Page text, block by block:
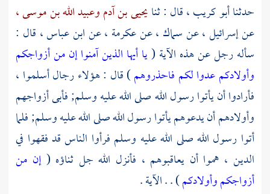
حدثناأبو كريب ،قال : ثنايحيى بن آدموعبيد الله بن موسى ،
عنإسرائيل ،عنسماك ، عنعكرمة ،عنابن عباس ، قال :
سأله رجل عن هذه الآية (يا أيها الذين آمنوا إن من أزواجكم
وأولادكم عدوا لكم فاحذروهم) قال : هؤلاء رجال أسلموا ،
فأرادوا أن يأتوا رسول الله صلى الله عليه وسلم; فأبى أزواجهم
وأولادهم أن يدعوهم يأتوا رسول الله صلى الله عليه وسلم; فلما
أتوا رسول الله صلى الله عليه وسلم فرأوا الناس قد فقهوا في
الدين ، هموا أن يعاقبوهم ، فأنزل الله جل ثناؤه (إن من
أزواجكم وأولادكم) . . الآية .